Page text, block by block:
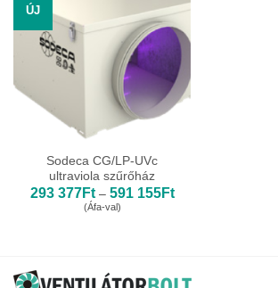
ÚJ
Sodeca CG/LP-UVc
ultraviola szűrőház
293 377Ft – 591 155FtÁrtartomány:
(Áfa-val)